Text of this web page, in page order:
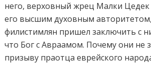
него, верховный жрец Малки Цедек
его высшим духовным
филистимлян пришел заключить с
что Бог с Авраамом. Почему они не
призыву праотца еврейского